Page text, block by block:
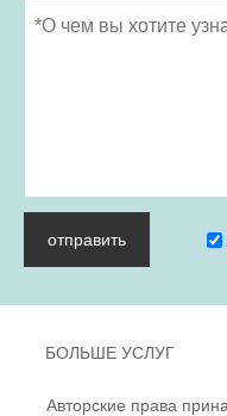
отправить
БОЛЬШЕ УСЛУГ
Авторские права